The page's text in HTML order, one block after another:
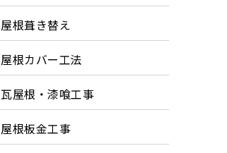
屋根葺き替え
屋根カバー工法
瓦屋根・漆喰工事
屋根板金工事